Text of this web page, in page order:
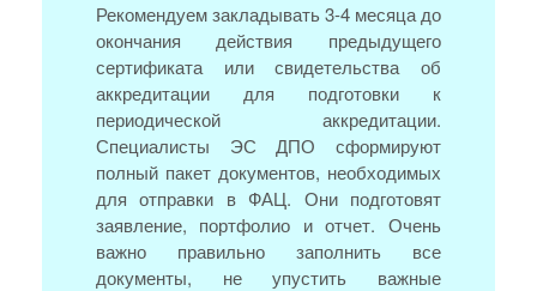
Рекомендуем закладывать 3-4 месяца до
окончания действия предыдущего
сертификата или свидетельства об
аккредитации для подготовки к
периодической аккредитации.
Специалисты ЭС ДПО сформируют
полный пакет документов, необходимых
для отправки в ФАЦ. Они подготовят
заявление, портфолио и отчет. Очень
важно правильно заполнить все
документы, не упустить важные